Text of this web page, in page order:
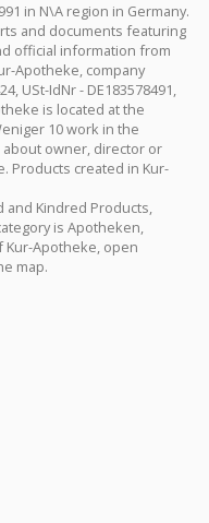
in N\A region in Germany.
and documents featuring
official information from
Apotheke, company
USt-IdNr - DE183578491,
is located at the
10 work in the
about owner, director or
Products created in Kur-
and Kindred Products,
is Apotheken,
Kur-Apotheke, open
map.